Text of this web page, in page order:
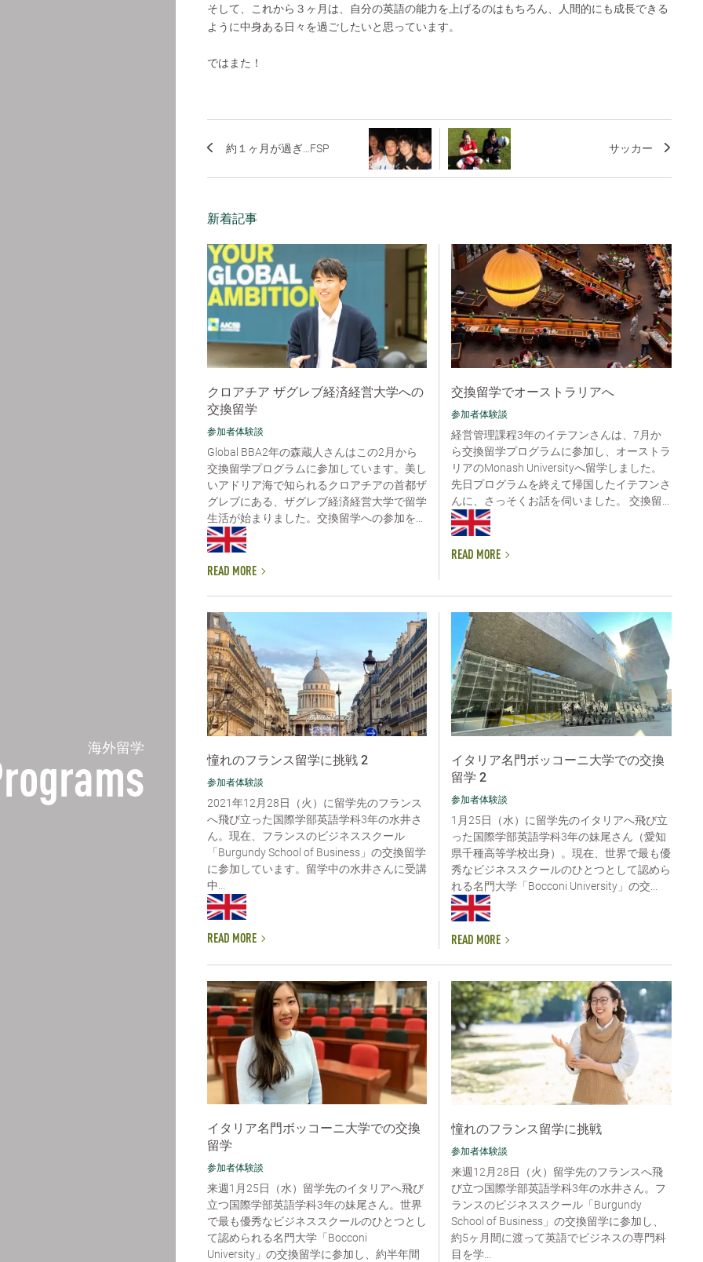
海外留学
そして、これから３ヶ月は、自分の英語の能力を上げるのはもちろん、人間的にも成長できる
ように中身ある日々を過ごしたいと思っています。
ではまた！
約１ヶ月が過ぎ…FSP サッカー
新着記事
クロアチア ザグレブ経済経営大学への
交換留学
参加者体験談
Global BBA2年の森蔵人さんはこの2月から
交換留学プログラムに参加しています。美し
いアドリア海で知られるクロアチアの首都ザ
グレブにある、ザグレブ経済経営大学で留学
生活が始まりました。交換留学への参加を...
READ MORE
交換留学でオーストラリアへ
参加者体験談
経営管理課程3年のイテフンさんは、7月か
ら交換留学プログラムに参加し、オーストラ
リアのMonash Universityへ留学しました。
先日プログラムを終えて帰国したイテフンさ
んに、さっそくお話を伺いました。 交換留...
READ MORE
憧れのフランス留学に挑戦 2
参加者体験談
2021年12月28日（火）に留学先のフランス
へ飛び立った国際学部英語学科3年の水井さ
ん。現在、フランスのビジネススクール
「Burgundy School of Business」の交換留学
に参加しています。留学中の水井さんに受講
中...
READ MORE
イタリア名門ボッコーニ大学での交換
留学 2
参加者体験談
1月25日（水）に留学先のイタリアへ飛び立
った国際学部英語学科3年の妹尾さん（愛知
県千種高等学校出身）。現在、世界で最も優
秀なビジネススクールのひとつとして認めら
れる名門大学「Bocconi University」の交...
READ MORE
イタリア名門ボッコーニ大学での交換
留学
参加者体験談
来週1月25日（水）留学先のイタリアへ飛び
立つ国際学部英語学科3年の妹尾さん。世界
で最も優秀なビジネススクールのひとつとし
て認められる名門大学「Bocconi
University」の交換留学に参加し、約半年間
憧れのフランス留学に挑戦
参加者体験談
来週12月28日（火）留学先のフランスへ飛
び立つ国際学部英語学科3年の水井さん。フ
ランスのビジネススクール「Burgundy
School of Business」の交換留学に参加し、
約5ヶ月間に渡って英語でビジネスの専門科
目を学...